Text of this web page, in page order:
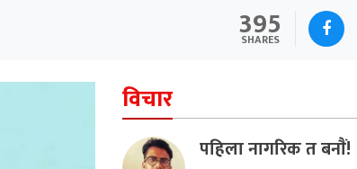
395
SHARES
विचार
पहिला नागरिक त बनाैं!